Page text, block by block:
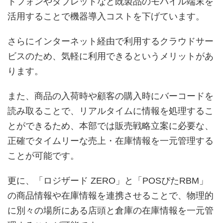
活用することで機器導入コストを下げています。
さらにインターネット経由で利用するクラウドサー
ビスのため、気軽に利用できるというメリットがあ
ります。
また、商品の入荷時や顧客の購入時にバーコードを
読み取ることで、リアルタイムに情報を処理するこ
とができるため、本部では販売戦略立案に必要な、
正確でタイムリーな売上・在庫情報を一元管理する
ことが可能です。
更に、「ロジザード ZERO」と「POSぴたRBM」
の商品情報や在庫情報を連携させることで、物理的
に別々の場所にある店頭と倉庫の在庫情報を一元管